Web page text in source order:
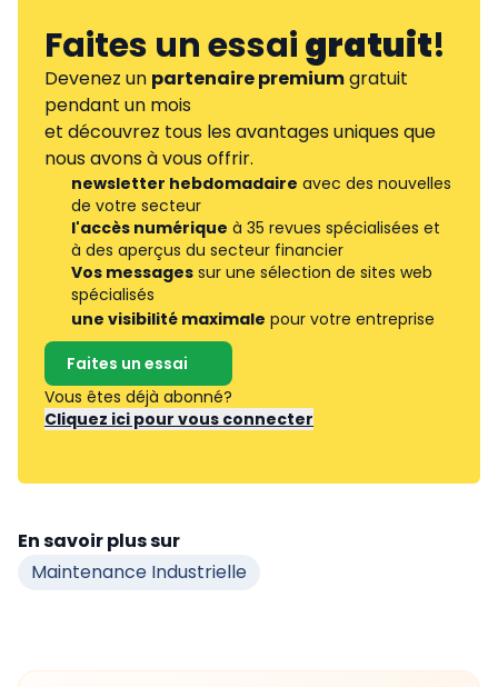
Faites un essaigratuit!
Devenez un partenaire premiumgratuit
pendant un mois
et découvrez tous les avantages uniques que
nous avons à vous offrir.
newsletter hebdomadaire avec des nouvelles
de votre secteur
l'accès numérique à 35 revues spécialisées et
à des aperçus du secteur financier
Vos messages sur une sélection de sites web
spécialisés
une visibilité maximale pour votre entreprise
Faites un essai
Vous êtes déjà abonné?
Cliquez ici pour vous connecter
En savoir plus sur
Maintenance Industrielle